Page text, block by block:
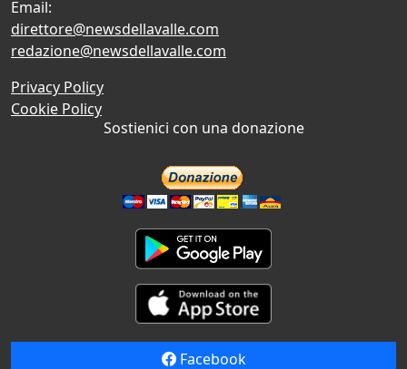
Email:
direttore@newsdellavalle.com
redazione@newsdellavalle.com
Privacy Policy
Cookie Policy
Sostienici con una donazione
Facebook